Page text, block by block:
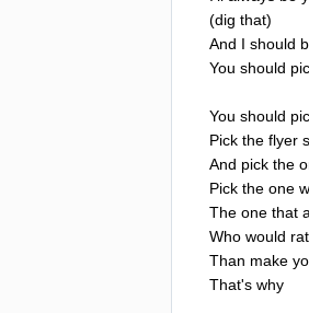
(dig that)
And I should
You should
You should
Pick the flyer
And pick the
Pick the one
The one that
Who would
Than make
That's why